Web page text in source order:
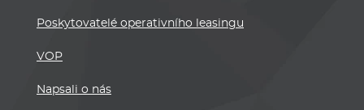
Poskytovatelé operativního leasingu
VOP
Napsali o nás